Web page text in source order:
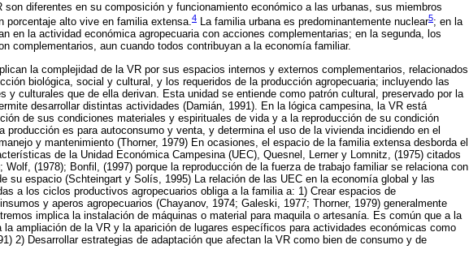
son diferentes en su composición y funcionamiento económico a las urbanas, sus miembros
porcentaje alto vive en familia extensa.4 La familia urbana es predominantemente nuclear5; en la
en la actividad económica agropecuaria con acciones complementarias; en la segunda, los
complementarios, aun cuando todos contribuyan a la economía familiar.
la complejidad de la VR por sus espacios internos y externos complementarios, relacionados
biológica, social y cultural, y los requeridos de la producción agropecuaria; incluyendo las
y culturales que de ella derivan. Esta unidad se entiende como patrón cultural, preservado por la
desarrollar distintas actividades (Damián, 1991). En la lógica campesina, la VR está
de sus condiciones materiales y espirituales de vida y a la reproducción de su condición
producción es para autoconsumo y venta, y determina el uso de la vivienda incidiendo en el
y mantenimiento (Thorner, 1979) En ocasiones, el espacio de la familia extensa desborda el
de la Unidad Económica Campesina (UEC), Quesnel, Lerner y Lomnitz, (1975) citados
Wolf, (1978); Bonfil, (1997) porque la reproducción de la fuerza de trabajo familiar se relaciona con
su espacio (Schteingart y Solís, 1995) La relación de las UEC en la economía global y las
a los ciclos productivos agropecuarios obliga a la familia a: 1) Crear espacios de
y aperos agropecuarios (Chayanov, 1974; Galeski, 1977; Thorner, 1979) generalmente
implica la instalación de máquinas o material para maquila o artesanía. Es común que a la
la ampliación de la VR y la aparición de lugares específicos para actividades económicas como
2) Desarrollar estrategias de adaptación que afectan la VR como bien de consumo y de